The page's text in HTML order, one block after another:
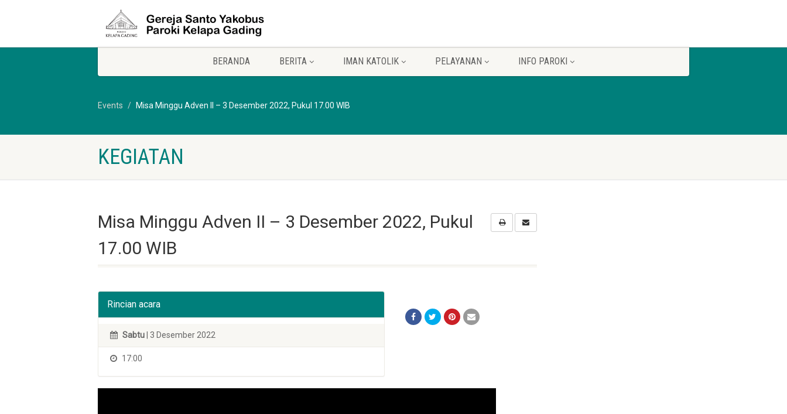
BERANDA BERITA IMAN KATOLIK PELAYANAN INFO PAROKI
Events Misa Minggu Adven II – 3 Desember 2022, Pukul 17.00 WIB
KEGIATAN
Misa Minggu Adven II – 3 Desember 2022, Pukul
17.00 WIB
Rincian acara
Sabtu | 3 Desember 2022
17:00